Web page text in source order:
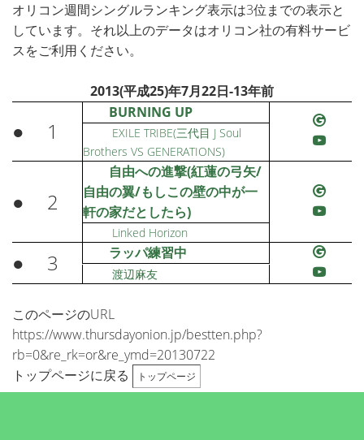
オリコン週間シングルランキング表示は3位までの表示と
しています。それ以上のデータはオリコン社の有料サービ
スをご利用ください。
2013(平成25)年7月22日-13年前
● 1
BURNING UP
EXILE TRIBE(三代目 J Soul
Brothers VS GENERATIONS)
● 2
自由への進撃(紅蓮の弓矢/
自由の翼/もしこの壁の中が一
軒の家だとしたら)
Linked Horizon
● 3 ラッパ練習中
渡辺麻友
このページのURL
https://www.thursdayonion.jp/bestten.php?
rb=0&re_rk=or&re_ymd=20130722
トップページに戻る
トップページ